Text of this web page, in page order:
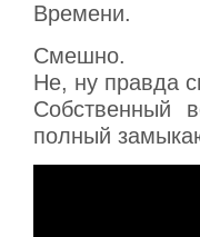
Времени.
Смешно.
Не, ну правда
Собственный
полный